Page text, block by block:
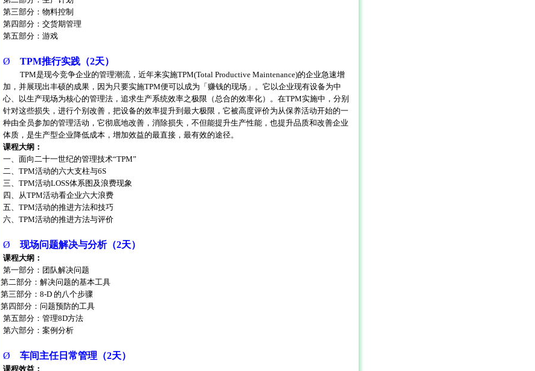
第三部分：物料控制
第四部分：交货期管理
第五部分：游戏
Ø TPM推行实践（2天）
TPM是现今竞争企业的管理潮流，近年来实施TPM(Total Productive Maintenance)的企业急速增
加，并展现出丰硕的成果，因为只要实施TPM便可以成为「赚钱的现场」。它以企业现有设备为中
心、以生产现场为核心的管理法，追求生产系统效率之极限（总合的效率化）。在TPM实施中，分别
针对这些损失，进行个别改善，把设备的效率提升到最大极限，它被高度评价为从保养活动开始的一
种由全员参加的管理活动，它彻底地改善，消除损失，不但能提升生产性能，也提升品质和改善企业
体质，是生产型企业降低成本，增加效益的最直接，最有效的途径。
课程大纲：
一、面向二十一世纪的管理技术“TPM”
二、 TPM活动的六大支柱与6S
三、 TPM活动LOSS体系图及浪费现象
四、从TPM活动看企业六大浪费
五、 TPM活动的推进方法和技巧
六、 TPM活动的推进方法与评价
Ø 现场问题解决与分析（2天）
课程大纲：
第一部分：团队解决问题
第二部分：解决问题的基本工具
第三部分： 8-D 的八个步骤
第四部分：问题预防的工具
第五部分：管理8D方法
第六部分：案例分析
Ø 车间主任日常管理（2天）
课程效益：